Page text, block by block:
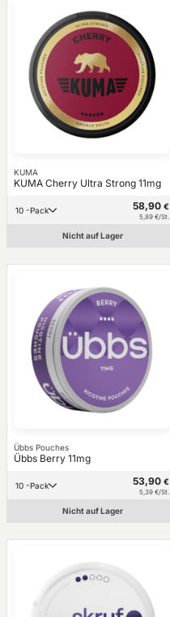
KUMA
KUMA Cherry Ultra Strong 11mg
10 -Pack 58,90 €
5,89 €/St.
Nicht auf Lager
Übbs Pouches
Übbs Berry 11mg
10 -Pack 53,90 €
5,39 €/St.
Nicht auf Lager